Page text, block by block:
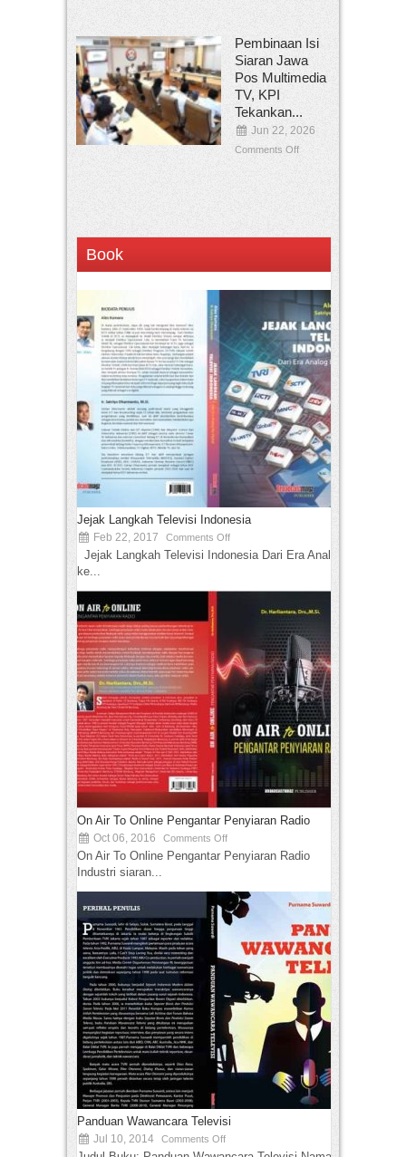
Pembinaan Isi
Siaran Jawa
Pos Multimedia
TV, KPI
Tekankan...
Jun 22, 2026
Comments Off
Book
Jejak Langkah Televisi Indonesia
Feb 22, 2017 Comments Off
Jejak Langkah Televisi Indonesia Dari Era Analog
ke...
On Air To Online Pengantar Penyiaran Radio
Oct 06, 2016 Comments Off
On Air To Online Pengantar Penyiaran Radio
Industri siaran...
Panduan Wawancara Televisi
Jul 10, 2014 Comments Off